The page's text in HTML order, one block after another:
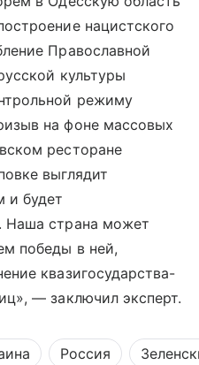
нацистского
Православной
культуры
режиму
на фоне массовых
ресторане
выглядит
и будет
Наша страна может
победы в ней,
квазигосударства-
— заключил эксперт.
Россия